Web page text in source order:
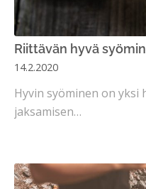
Riittävän hyvä
14.2.2020
Hyvin syöminen on yksi
jaksamisen…